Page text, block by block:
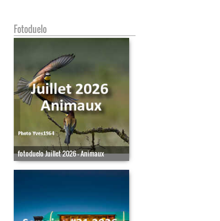
Fotoduelo
fotoduelo Juillet 2026 - Animaux